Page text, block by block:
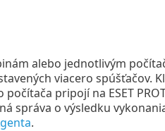
alebo jednotlivým
viacero spúšťačov.
pripojí na ESET
správa o výsledku
.